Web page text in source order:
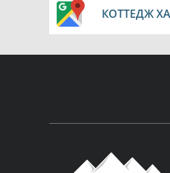
КОТТЕДЖ